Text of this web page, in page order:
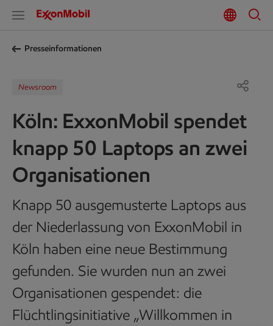
Presseinformationen
Newsroom
Köln: ExxonMobil spendet
knapp 50 Laptops an zwei
Organisationen
Knapp 50 ausgemusterte Laptops aus
der Niederlassung von ExxonMobil in
Köln haben eine neue Bestimmung
gefunden. Sie wurden nun an zwei
Organisationen gespendet: die
Flüchtlingsinitiative „Willkommen in